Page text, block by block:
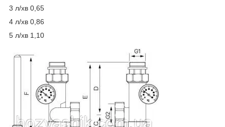
3 л/хв 0,65
4 л/хв 0,86
5 л/хв 1,10